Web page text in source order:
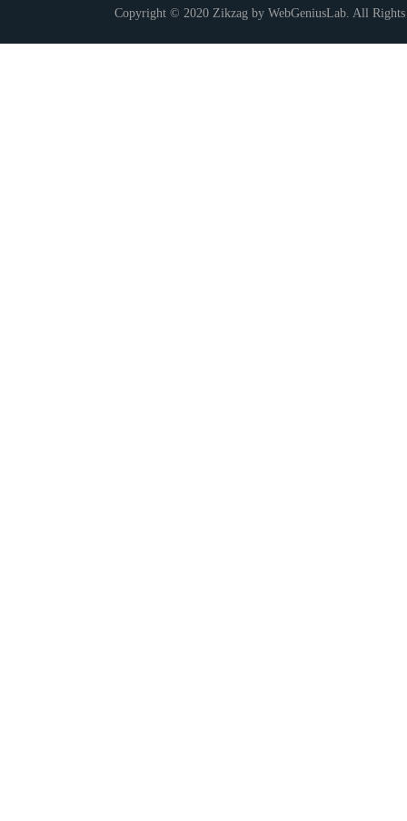
Copyright © 2020 Zikzag by WebGeniusLab. All Rights